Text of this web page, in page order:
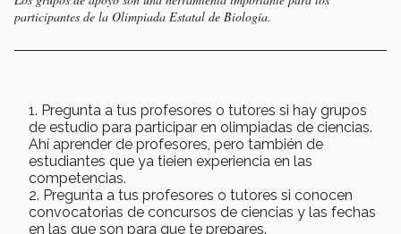
participantes de la Olimpiada Estatal de Biología.
Pregunta a tus profesores o tutores si hay grupos
de estudio para participar en olimpiadas de ciencias.
Ahí aprender de profesores, pero también de
estudiantes que ya tieien experiencia en las
competencias.
Pregunta a tus profesores o tutores si conocen
convocatorias de concursos de ciencias y las fechas
en las que son para que te prepares.